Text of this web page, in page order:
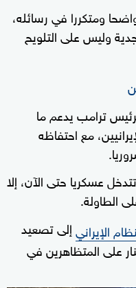
ومتكررا في رسائله،
وليس على التلويح
ترامب يدعم ما
مع احتفاظه
عسكريا حتى الآن، إلا
الطاولة.
الإيرانيإلى تصعيد
على المتظاهرين في